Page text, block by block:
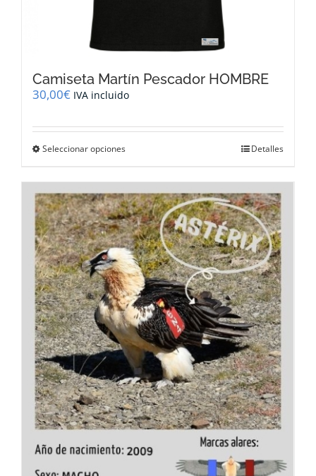
Camiseta Martín Pescador HOMBRE
30,00€ IVA incluido
Seleccionar opciones
múltiples
variantes.
Las
opciones
se
pueden
elegir
en
la
página
de
producto
Detalles